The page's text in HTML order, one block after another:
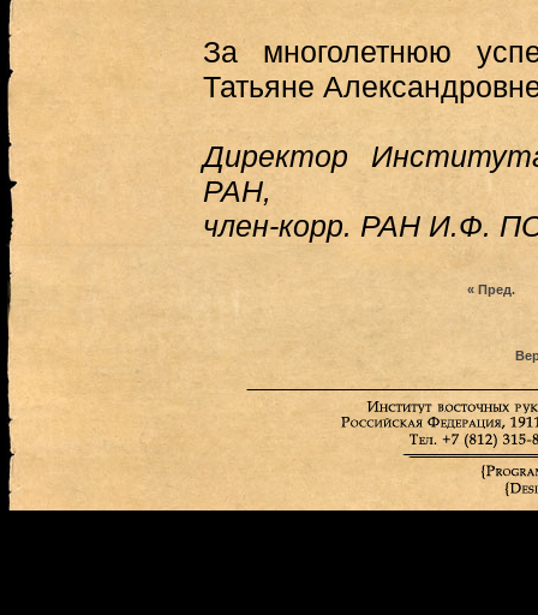
За многолетнюю
Татьяне
Директор
РАН,
член-корр. РАН И.Ф.
« Пред.